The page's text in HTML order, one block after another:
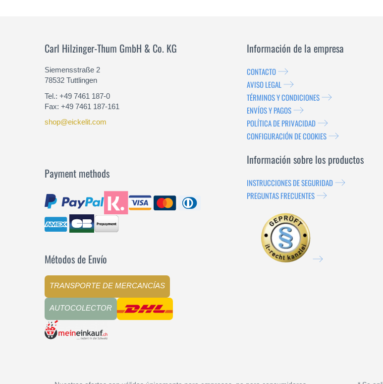
Carl Hilzinger-Thum GmbH & Co. KG
Siemensstraße 2
78532 Tuttlingen
Tel.: +49 7461 187-0
Fax: +49 7461 187-161
shop@eickelit.com
Payment methods
Métodos de Envío
TRANSPORTE DE MERCANCÍAS
AUTOCOLECTOR
Información de la empresa
CONTACTO
AVISO LEGAL
TÉRMINOS Y CONDICIONES
ENVÍOS Y PAGOS
POLÍTICA DE PRIVACIDAD
CONFIGURACIÓN DE COOKIES
Información sobre los productos
INSTRUCCIONES DE SEGURIDAD
PREGUNTAS FRECUENTES